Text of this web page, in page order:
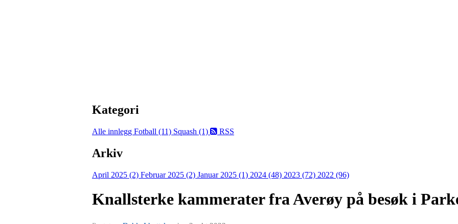
Kategori
Alle innlegg Fotball (11) Squash (1) RSS
Arkiv
April 2025 (2) Februar 2025 (2) Januar 2025 (1) 2024 (48) 2023 (72) 2022 (96)
Knallsterke kammerater fra Averøy på besøk i